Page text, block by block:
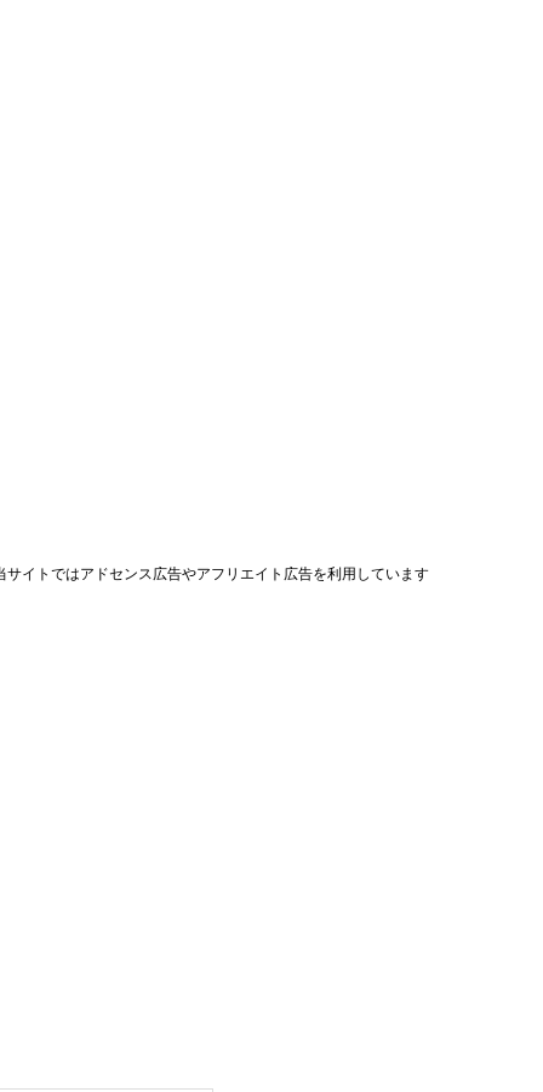
サイトではアドセンス広告やアフリエイト広告を利用しています